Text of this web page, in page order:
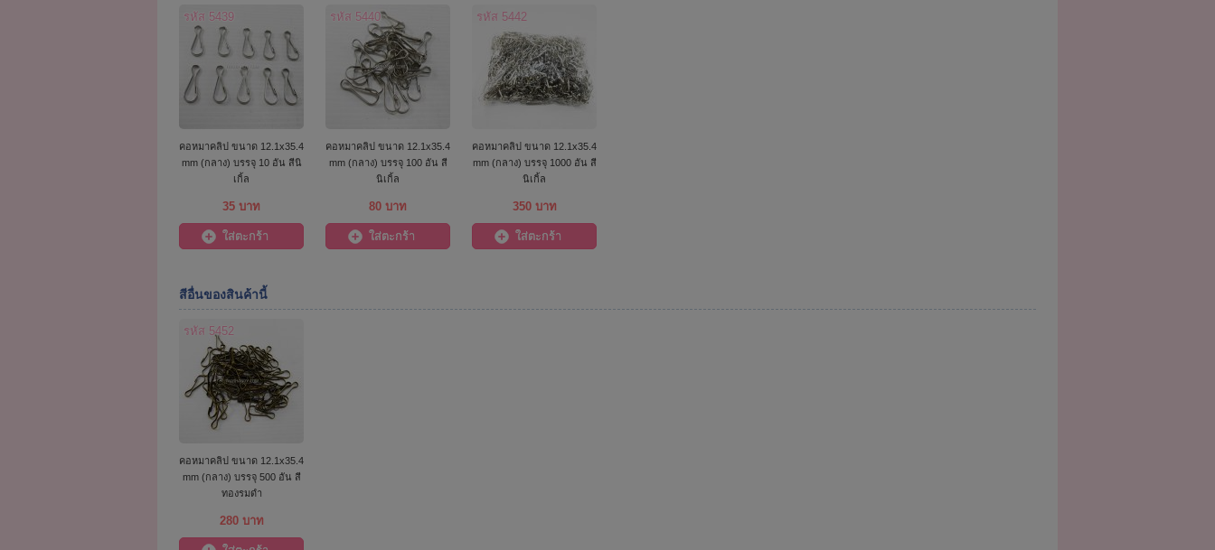
รหัส 5439
คอหมาคลิป ขนาด 12.1x35.4
mm (กลาง) บรรจุ 10 อัน สีนิ
เกิ้ล
35 บาท
ใส่ตะกร้า
รหัส 5440
คอหมาคลิป ขนาด 12.1x35.4
mm (กลาง) บรรจุ 100 อัน สี
นิเกิ้ล
80 บาท
ใส่ตะกร้า
รหัส 5442
คอหมาคลิป ขนาด 12.1x35.4
mm (กลาง) บรรจุ 1000 อัน สี
นิเกิ้ล
350 บาท
ใส่ตะกร้า
สีอื่นของสินค้านี้
รหัส 5452
คอหมาคลิป ขนาด 12.1x35.4
mm (กลาง) บรรจุ 500 อัน สี
ทองรมดำ
280 บาท